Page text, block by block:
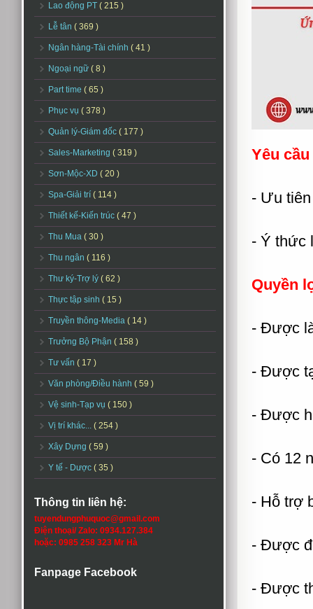
Lao động PT ( 215 )
Lễ tân ( 369 )
Ngân hàng-Tài chính ( 41 )
Ngoại ngữ ( 8 )
Part time ( 65 )
Phục vụ ( 378 )
Quản lý-Giám đốc ( 177 )
Sales-Marketing ( 319 )
Sơn-Mộc-XD ( 20 )
Spa-Giải trí ( 114 )
Thiết kế-Kiến trúc ( 47 )
Thu Mua ( 30 )
Thu ngân ( 116 )
Thư ký-Trợ lý ( 62 )
Thực tập sinh ( 15 )
Truyền thông-Media ( 14 )
Trưởng Bộ Phận ( 158 )
Tư vấn ( 17 )
Văn phòng/Điều hành ( 59 )
Vệ sinh-Tạp vụ ( 150 )
Vị trí khác... ( 254 )
Xây Dựng ( 59 )
Y tế - Dược ( 35 )
Thông tin liên hệ:
tuyendungphuquoc@gmail.com
Điện thoại/ Zalo: 0934.127.384
hoặc: 0985 258 323 Mr Hà
Fanpage Facebook
Yêu
- Ưu
- Ý thức
Quyền
- Được
- Được
- Được
- Có 12
- Hỗ trợ
- Được
- Được